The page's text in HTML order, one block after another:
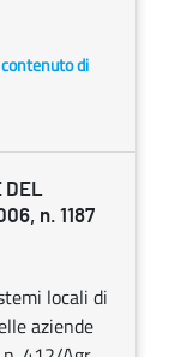
di
DEL
n. 1187
locali di
aziende